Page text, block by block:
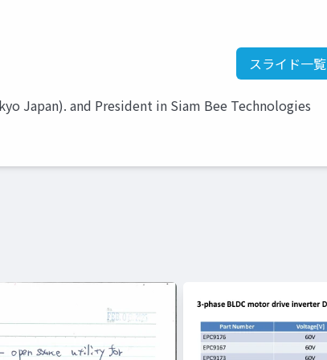
スライド一覧
Japan). and President in Siam Bee Technologies